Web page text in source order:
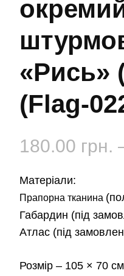
(Flag-
180.00 грн.
Матеріали:
Прапорна тканина
Габардин (під
Атлас (під
Розмір – 105 × 70 см